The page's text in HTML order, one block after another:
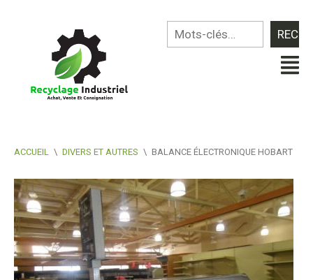
ACCUEIL \ DIVERS ET AUTRES \ BALANCE ÉLECTRONIQUE HOBART